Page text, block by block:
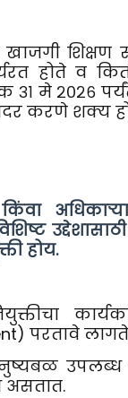
शिक्षण
होते व
मे २०२६
करणे शक्य
होय.
परतावे
असतात.